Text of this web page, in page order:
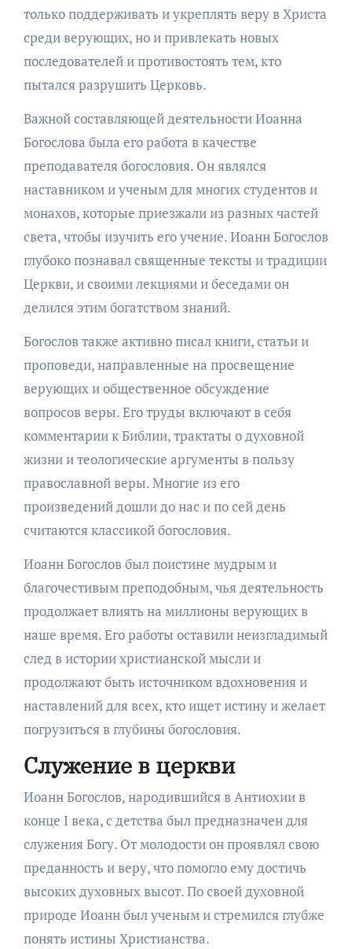
только поддерживать и укреплять веру в Христа
среди верующих, но и привлекать новых
последователей и противостоять тем, кто
пытался разрушить Церковь.
Важной составляющей деятельности Иоанна
Богослова была его работа в качестве
преподавателя богословия. Он являлся
наставником и ученым для многих студентов и
монахов, которые приезжали из разных частей
света, чтобы изучить его учение. Иоанн Богослов
глубоко познавал священные тексты и традиции
Церкви, и своими лекциями и беседами он
делился этим богатством знаний.
Богослов также активно писал книги, статьи и
проповеди, направленные на просвещение
верующих и общественное обсуждение
вопросов веры. Его труды включают в себя
комментарии к Библии, трактаты о духовной
жизни и теологические аргументы в пользу
православной веры. Многие из его
произведений дошли до нас и по сей день
считаются классикой богословия.
Иоанн Богослов был поистине мудрым и
благочестивым преподобным, чья деятельность
продолжает влиять на миллионы верующих в
наше время. Его работы оставили неизгладимый
след в истории христианской мысли и
продолжают быть источником вдохновения и
наставлений для всех, кто ищет истину и желает
погрузиться в глубины богословия.
Служение в церкви
Иоанн Богослов, народившийся в Антиохии в
конце I века, с детства был предназначен для
служения Богу. От молодости он проявлял свою
преданность и веру, что помогло ему достичь
высоких духовных высот. По своей духовной
природе Иоанн был ученым и стремился глубже
понять истины Христианства.